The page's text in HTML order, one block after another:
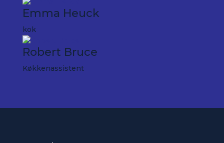
Emma Heuck
kok
Robert Bruce
Køkkenassistent